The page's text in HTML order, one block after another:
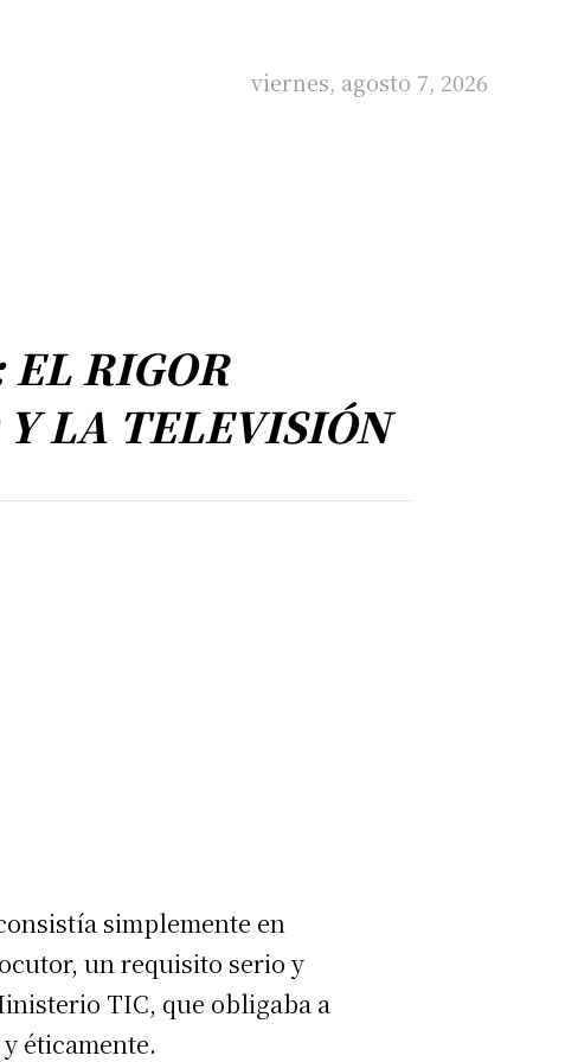
viernes, agosto 7, 2026
RIGOR
LA TELEVISIÓN
simplemente en
un requisito serio y
TIC, que obligaba a
éticamente.